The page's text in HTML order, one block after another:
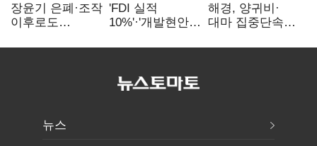
장윤기 은폐·조작
이후로도
내부비위…경찰
'FDI 실적
10%'·'개발현안
인천경제청장
해경, 양귀비·
대마 집중단속…
249명 검거
뉴스